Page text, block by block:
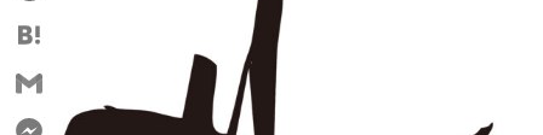
Threads
Hatena
Gmail